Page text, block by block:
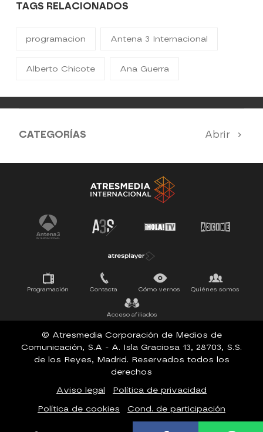
TAGS RELACIONADOS
programacion Antena 3 Internacional
Alberto Chicote Ana Guerra
CATEGORÍAS Abrir
Antena 3 Noticias El Hormiguero
Tu cara me suena Pasapalabra
Programación Contacta Cómo vernos Quiénes somos
Acceso afiliados
© Atresmedia Corporación de Medios de
Comunicación, S.A - A. Isla Graciosa 13, 28703, S.S.
de los Reyes, Madrid. Reservados todos los
derechos
Aviso legal
Política de privacidad
Política de cookies
Cond. de participación